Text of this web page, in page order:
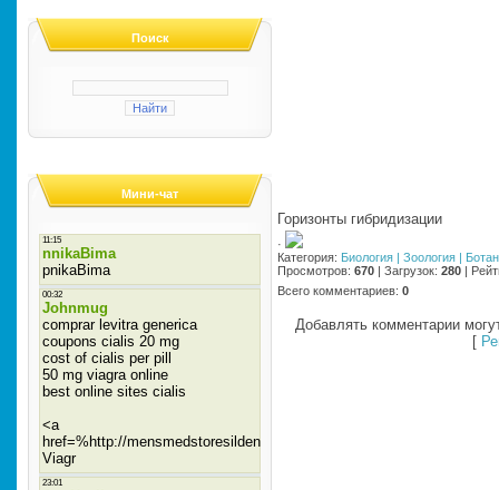
Поиск
Мини-чат
Горизонты гибридизации
·
Категория: Биология | Зоология |
Просмотров: 670 | Загрузок: 280 |
Всего комментариев: 0
Добавлять комментарии
[